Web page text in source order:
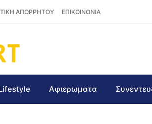
ΑΠΟΡΡΗΤΟΥ ΕΠΙΚΟΙΝΩΝΙΑ
Αφιερωματα